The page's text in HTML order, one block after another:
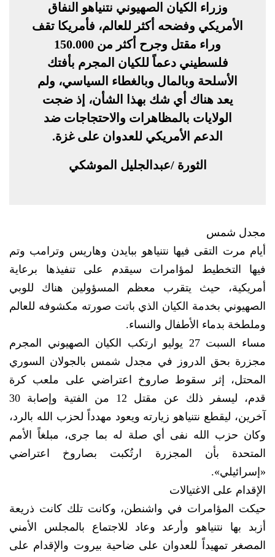
وزراء الكيان الصهيوني نتنياهو النفاق
الأمريكي وفضحه أكثر للعالم، فأمريكا تقف
وراء مقتل وجرح أكثر من 150.000
فلسطيني دعماً للكيان المجرم بأفتك
الأسلحة وبالمال وبالغطاء السياسي، ولم
يعد هناك أي شك بهذا الشأن، إذ ضجت
الولايات بالمظاهرات والاحتجاجات ضد
الدعم الأمريكي للعدوان على غزة.
الثورة /عبدالجليل الموشكي
مجدل شمس
أيام مرت التقى فيها نتنياهو ببايدن وهاريس وترامب وتم
فيها التخطيط لمؤامرات سيقدم على تنفيذها برعاية
أمريكية، حيث يتقرب معظم المسؤولين هناك للوبي
الصهيوني بخدمة الكيان الذي باتت صورته مكشوفه للعالم
وملطخة بدماء الأطفال والنساء.
مساء السبت 27 يوليو ارتكب الكيان الصهيوني المجرم
مجزرة بحق الدروز في مجدل شمس بالجولان السوري
المحتل، إثر سقوط صاروخ اعتراضي على ملعب كرة
قدم، ليسفر ذلك عن مقتل 12 من الفتية وإصابة 30
آخرين، ليقطع نتنياهو زيارته ويعود مهدداً لحزب الله بالرد،
وكان حزب الله نفى أي صلة له بما جرى، مبلغاً الأمم
المتحدة بأن المجزرة ارتُكبت بصاروخ اعتراضي
«إسرائيلي».
الإقدام على الاغتيالات
حيكت المؤامرات في واشنطن، وكانت تلك كانت ذريعة
أزبد بها نتنياهو وأرعد وعاد للاجتماع بالمجلس الأمني
المصغر تمهيداً للعدوان على ضاحية بيروت والإقدام على